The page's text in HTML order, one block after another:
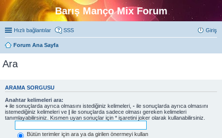
Barış Manço Mix Forum
Hızlı bağlantılar SSS Giriş
Forum Ana Sayfa
Ara
ARAMA SORGUSU
Anahtar kelimeleri ara:
+ ile sonuçlarda ayrıca olmasını istediğiniz kelimeleri, - ile sonuçlarda ayrıca olmasını
istemediğiniz kelimeleri ve | ile sonuçlarda sadece olması gereken kelimeleri
tanımlayabilirsiniz. Kısmen uyan sonuçlar için * işaretini joker olarak kullanabilirsiniz.
Bütün terimler için ara ya da girilen önermeyi kullan